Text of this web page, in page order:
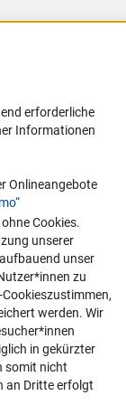
Die
– zum
Professuren,
Die
der→Destatis-
von Instituten
erforderliche
Informationen
Onlineangebote
Cookies.
unserer
unser
zu
werden. Wir
in gekürzter
somit nicht
an Dritte erfolgt